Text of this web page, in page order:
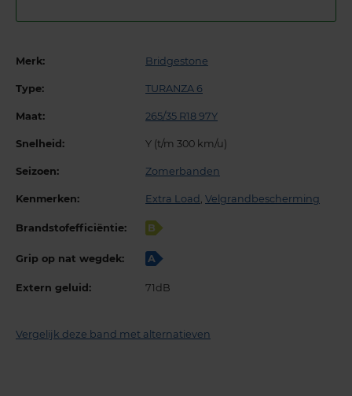
Merk: Bridgestone
Type: TURANZA 6
Maat: 265/35 R18 97Y
Snelheid: Y (t/m 300 km/u)
Seizoen: Zomerbanden
Kenmerken: Extra Load Velgrandbescherming
Brandstofefficiëntie: B
Grip op nat wegdek: A
Extern geluid: 71dB
Vergelijk deze band met alternatieven